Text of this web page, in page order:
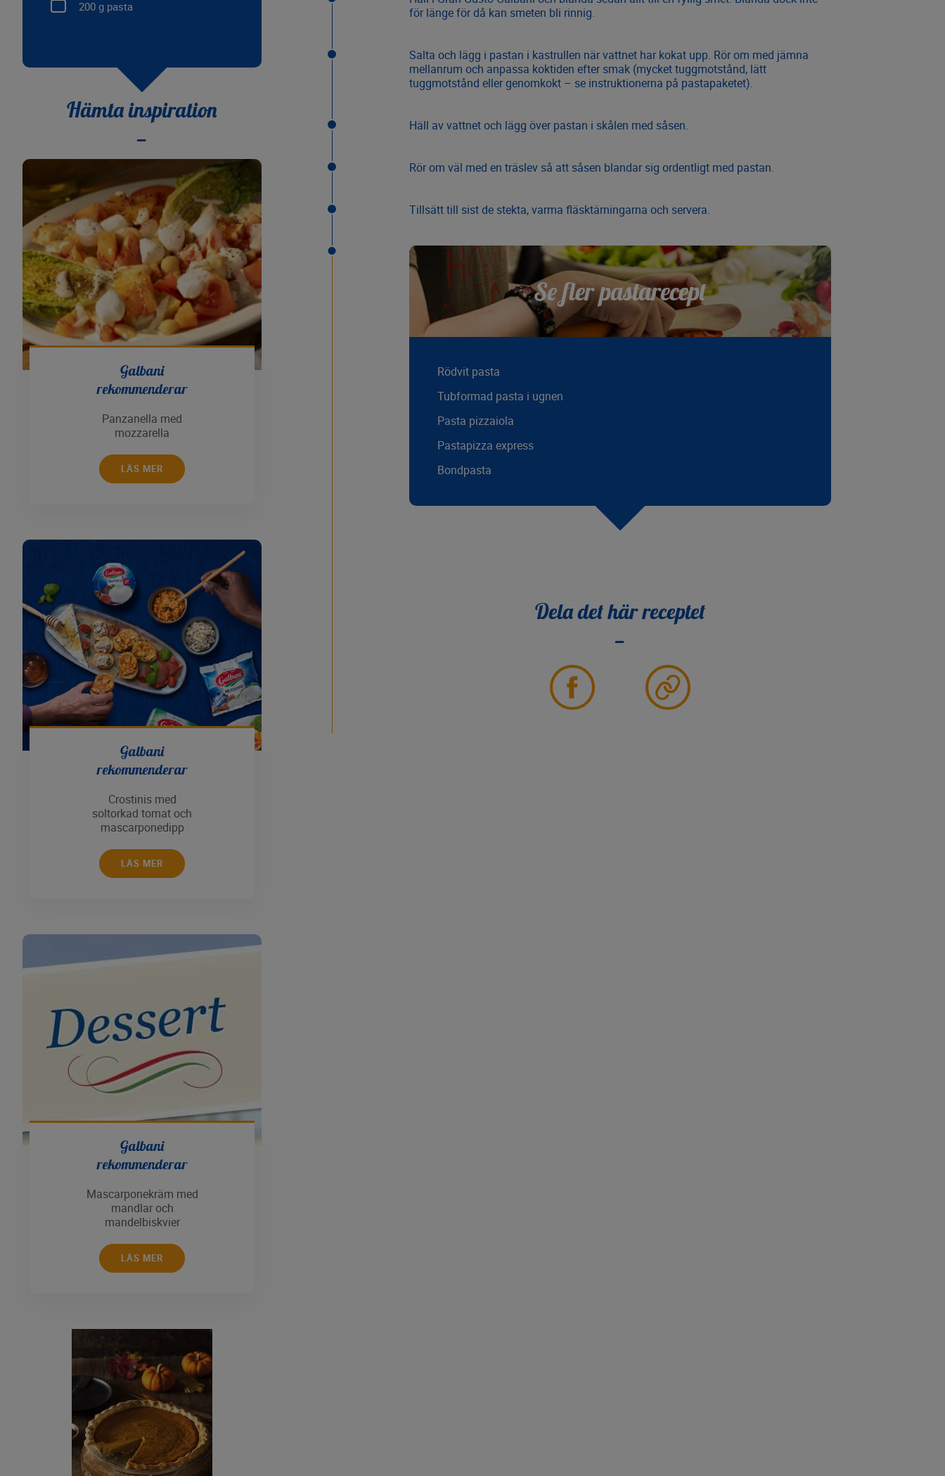
200 g pasta
Hämta inspiration
Galbani
rekommenderar
Panzanella med
mozzarella
LÄS MER
Galbani
rekommenderar
Crostinis med
soltorkad tomat och
mascarponedipp
LÄS MER
Galbani
rekommenderar
Mascarponekräm med
mandlar och
mandelbiskvier
LÄS MER
för länge för då kan smeten bli rinnig.
Salta och lägg i pastan i kastrullen när vattnet har kokat upp. Rör om med jämna
mellanrum och anpassa koktiden efter smak (mycket tuggmotstånd, lätt
tuggmotstånd eller genomkokt – se instruktionerna på pastapaketet).
Häll av vattnet och lägg över pastan i skålen med såsen.
Rör om väl med en träslev så att såsen blandar sig ordentligt med pastan.
Tillsätt till sist de stekta, varma fläsktärningarna och servera.
Se fler pastarecept
Rödvit pasta
Tubformad pasta i ugnen
Pasta pizzaiola
Pastapizza express
Bondpasta
Dela det här receptet
Partager
sur
Facebook
Partager
le
lien